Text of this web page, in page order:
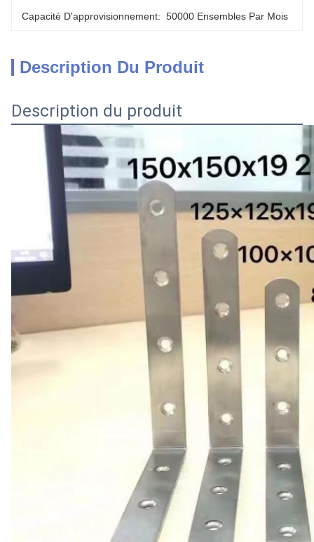
Capacité D'approvisionnement: 50000 Ensembles Par Mois
Description Du Produit
Description du produit